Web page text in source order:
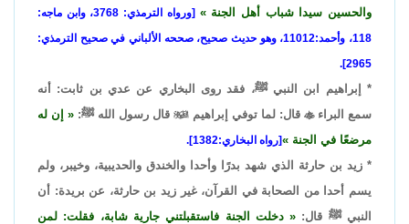
والحسين سيدا شباب أهل الجنة
[ورواه الترمذي: 3768، وابن ماجه:
118، وأحمد:11012، وهو حديث صحيح، صححه الألباني في صحيح الترمذي:
2965].
* إبراهيم ابن النبي ﷺ، فقد روى البخاري عن عدي بن ثابت: أنه
سمع البراء قال: لما توفي إبراهيم  قال رسول الله ﷺ:
إن له
مرضعًا في الجنة
[رواه البخاري:1382].
* زيد بن حارثة الذي شهد بدرًا وأحدا والخندق والحديبية، وخيبر، ولم
يسم أحدا من الصحابة في القرآن، غير زيد بن حارثة، عن بريدة: أن
النبي ﷺ قال:
دخلت الجنة فاستقبلتني جارية شابة، فقلت: لمن